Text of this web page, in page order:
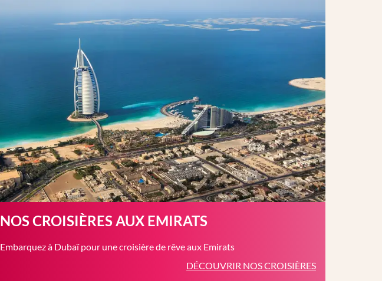
NOS CROISIÈRES AUX EMIRATS
Embarquez à Dubaï pour une croisière de rêve aux Emirats
DÉCOUVRIR NOS CROISIÈRES